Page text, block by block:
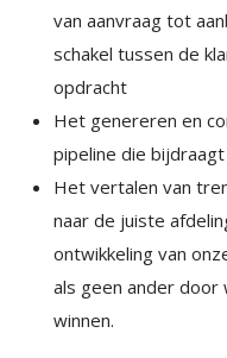
van aanvraag tot
schakel tussen de
opdracht
Het genereren en
pipeline die
Het vertalen van
naar de juiste
ontwikkeling van
als geen ander door
winnen.